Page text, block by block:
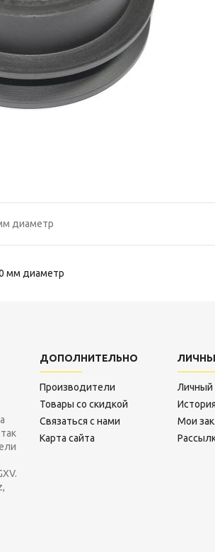
диаметр
мм диаметр
ДОПОЛНИТЕЛЬНО
Производители
Товары со скидкой
Связаться с нами
Карта сайта
Личный
Мои